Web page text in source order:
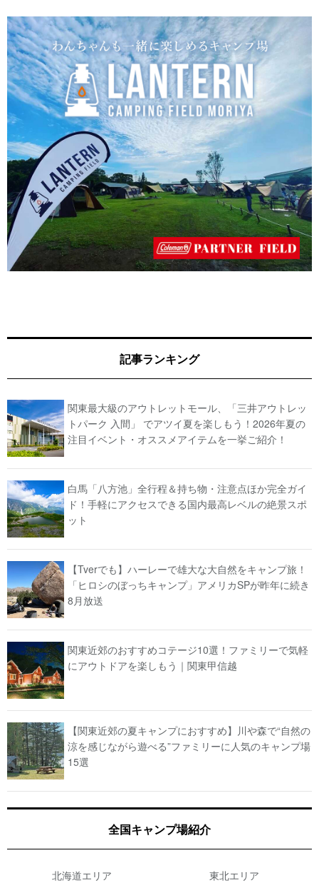
記事ランキング
関東最大級のアウトレットモール、「三井アウトレッ
トパーク 入間」 でアツイ夏を楽しもう！2026年夏の
注目イベント・オススメアイテムを一挙ご紹介！
白馬「八方池」全行程＆持ち物・注意点ほか完全ガイ
ド！手軽にアクセスできる国内最高レベルの絶景スポ
ット
【Tverでも】ハーレーで雄大な大自然をキャンプ旅！
「ヒロシのぼっちキャンプ」アメリカSPが昨年に続き
8月放送
関東近郊のおすすめコテージ10選！ファミリーで気軽
にアウトドアを楽しもう｜関東甲信越
【関東近郊の夏キャンプにおすすめ】川や森で“自然の
涼を感じながら遊べる”ファミリーに人気のキャンプ場
15選
全国キャンプ場紹介
北海道エリア 東北エリア